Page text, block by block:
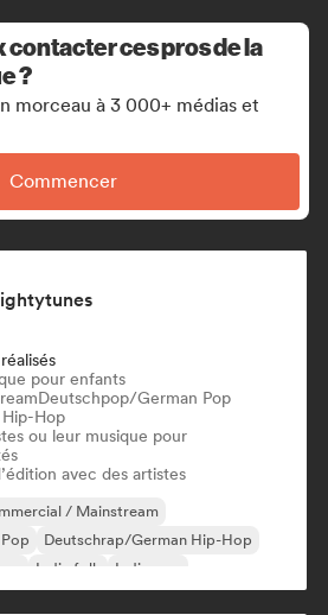
contacter ces pros de la
?
morceau à 3 000+ médias et
Commencer
pour enfants
Deutschpop/German Pop
Hop
ou leur musique pour
avec des artistes
/ Mainstream
Deutschrap/German Hip-Hop
Indie folk Indie pop